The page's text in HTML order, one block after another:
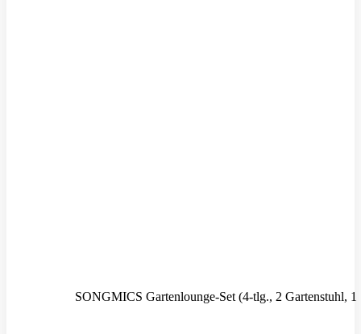
SONGMICS Gartenlounge-Set (4-tlg., 2 Gartenstuhl,